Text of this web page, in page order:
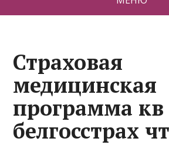
Страховая
медицинская
программа кв
белгосстрах